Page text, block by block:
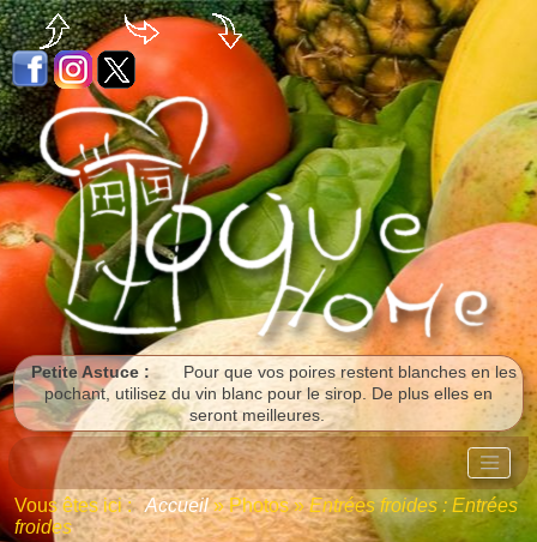
Petite Astuce :
Pour que vos poires restent blanches en les
pochant, utilisez du vin blanc pour le sirop. De plus elles en
seront meilleures.
Vous êtes ici :Accueil»Photos»Entrées froides : Entrées
froides
Panneau de gestion des cookies